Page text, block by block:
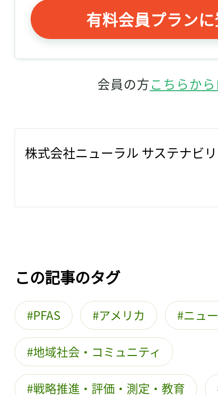
有料会員プラン
会員の方こちらか
株式会社ニューラル サステナビ
この記事のタグ
PFAS アメリカ ニュ
地域社会・コミュニティ
戦略推進・評価・測定・教育